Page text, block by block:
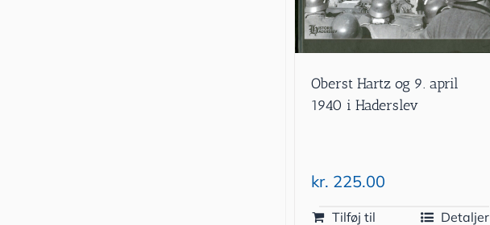
Oberst Hartz og 9. april
1940 i Haderslev
kr. 225.00
Tilføj til
Detaljer